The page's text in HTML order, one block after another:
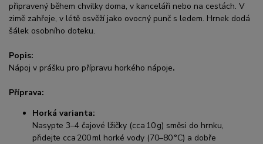
připravený během chvilky doma, v kanceláři nebo na cestách. V
zimě zahřeje, v létě osvěží jako ovocný punč s ledem. Hrnek dodá
šálek osobního doteku.
Popis:
Nápoj v prášku pro přípravu horkého nápoje.
Příprava:
Horká varianta:
Nasypte 3–4 čajové lžičky (cca 10 g) směsi do hrnku,
přidejte cca 200 ml horké vody (70–80 °C) a dobře